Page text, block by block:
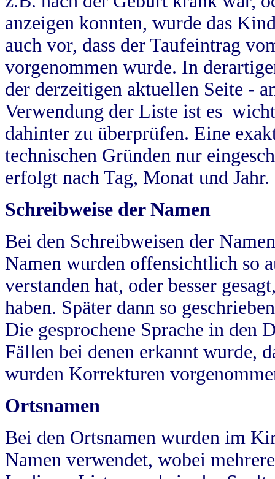
anzeigen konnten, wurde das
auch vor, dass der Taufeintrag
vorgenommen wurde. In
der derzeitigen aktuellen Seite -
Verwendung der Liste ist es
dahinter zu überprüfen. Eine
technischen Gründen nur
erfolgt nach Tag, Monat und Jahr.
Schreibweise der Namen
Bei den Schreibweisen der
Namen wurden offensichtlich so
verstanden hat, oder besser
haben. Später dann so
Die gesprochene Sprache in
Fällen bei denen erkannt wurde,
wurden Korrekturen
Ortsnamen
Bei den Ortsnamen wurden im
Namen verwendet, wobei